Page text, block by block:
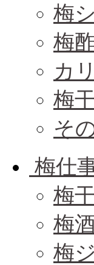
梅
梅
カ
梅
そ
梅仕
梅
梅
梅